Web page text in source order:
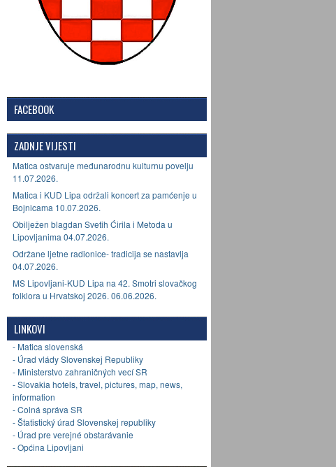
FACEBOOK
ZADNJE VIJESTI
Matica ostvaruje međunarodnu kulturnu povelju
11.07.2026.
Matica i KUD Lipa održali koncert za pamćenje u
Bojnicama 10.07.2026.
Obilježen blagdan Svetih Ćirila i Metoda u
Lipovljanima 04.07.2026.
Održane ljetne radionice- tradicija se nastavlja
04.07.2026.
MS Lipovljani-KUD Lipa na 42. Smotri slovačkog
folklora u Hrvatskoj 2026. 06.06.2026.
LINKOVI
- Matica slovenská
- Úrad vlády Slovenskej Republiky
- Ministerstvo zahraničných vecí SR
- Slovakia hotels, travel, pictures, map, news,
information
- Colná správa SR
- Štatistický úrad Slovenskej republiky
- Úrad pre verejné obstarávanie
- Općina Lipovljani